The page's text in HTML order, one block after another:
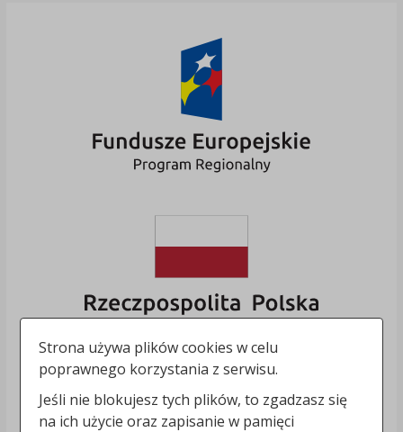
Strona używa plików cookies w celu
poprawnego korzystania z serwisu.
Jeśli nie blokujesz tych plików, to zgadzasz się
na ich użycie oraz zapisanie w pamięci